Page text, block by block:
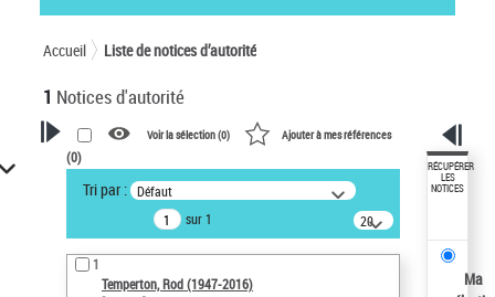
Accueil Liste de notices d’autorité
1 Notices d'autorité
VOTRE RECHERCHE
Recherche avancée dans les
notices d’autorité
Œuvres liées à l'auteur :
Temperton, Rod (1947-2016)
Voir la sélection (0) Ajouter à mes références
(0)
Tri par : Défaut
sur 1
20
résultats/page
1
Temperton, Rod (1947-2016)
RÉCUPÉRER
LES
NOTICES
Ma